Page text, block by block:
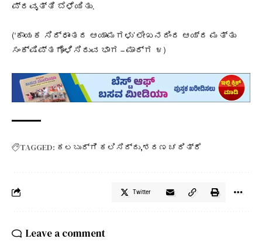
ಪ್ರವೃತ್ತಿ ಬೆಳೆಯಿತು.
(‘ಕಾಯಕ ಸಿದ್ಧಾಂತದ ಆಯಾಮಗಳು’ ಲೇಖನದಿಂದ ಆಯ್ದ ಮತ್ತು
ಸಂಕ್ಷಿಪ್ತಗೊಳಿಸಿರುವ ಭಾಗ – ಮಾರ್ಗ ೪)
TAGGED: ಕಲಬುರ್ಗಿ ಕಲಿಸಿದ್ದು ಶರಣ ಚರಿತ್ರೆ
Twitter
Leave a comment